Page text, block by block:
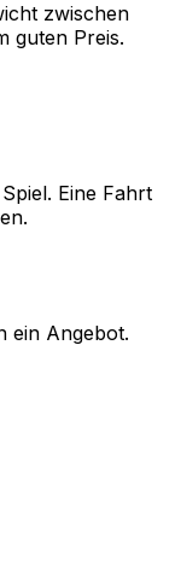
zwischen
guten Preis.
Eine Fahrt
ein Angebot.